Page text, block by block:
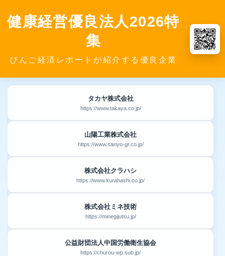
健康経営優良法人2026特
集
びんご経済レポートが紹介する優良企業
タカヤ株式会社
https://www.takaya.co.jp/
山陽工業株式会社
https://www.sanyo-gr.co.jp/
株式会社クラハシ
https://www.kurahashi.co.jp/
株式会社ミネ技術
https://minegijutsu.jp/
公益財団法人中国労働衛生協会
https://churou-wp.sub.jp/